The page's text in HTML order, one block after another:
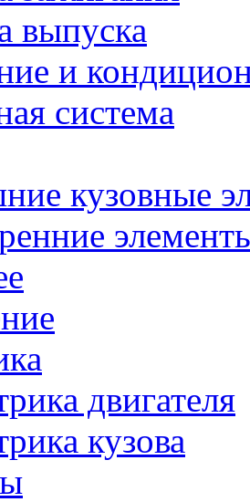
выпуска
и
система
кузовные
двигателя
кузова